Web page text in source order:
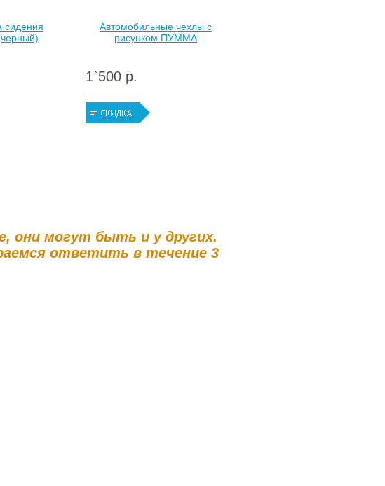
сидения
Автомобильные чехлы c
рисунком ПУММА
1`500 р.
они могут быть и у других.
ответить в течение 3